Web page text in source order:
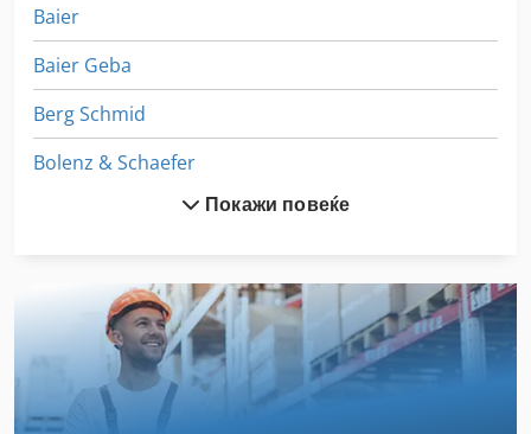
Baier
Baier Geba
Berg Schmid
Bolenz & Schaefer
Haeberle
Hainbuch
Hbm
Покажи повеќе